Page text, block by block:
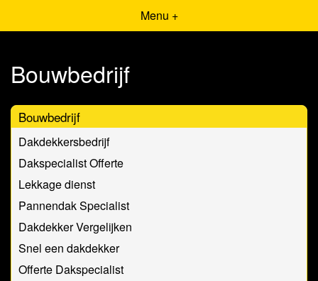
Menu +
Bouwbedrijf
Bouwbedrijf
Dakdekkersbedrijf
Dakspecialist Offerte
Lekkage dienst
Pannendak Specialist
Dakdekker Vergelijken
Snel een dakdekker
Offerte Dakspecialist